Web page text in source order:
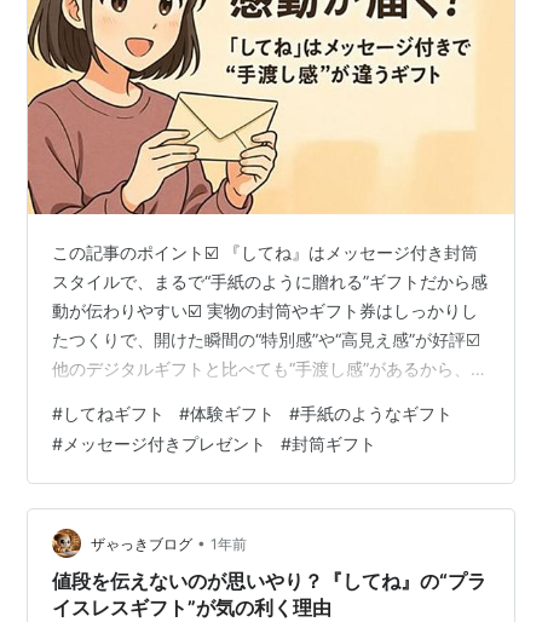
この記事のポイント☑️ 『してね』はメッセージ付き封筒
スタイルで、まるで“手紙のように贈れる”ギフトだから感
動が伝わりやすい☑️ 実物の封筒やギフト券はしっかりし
たつくりで、開けた瞬間の“特別感”や“高見え感”が好評☑️
他のデジタルギフトと比べても“手渡し感”があるから、フ
動を届けるには“メッセージ内容”も重要！書き方のコツや
注意点も合わせて紹介しています 【広告】今すぐ公式サ
イトをチェックする JTBデジタルギフト「してね」
■『してね』は“メッセージ付き封筒ギフト”で手渡し感が
段違い！その理由とは？ 『してね』の体験ギフトが「な
んだか…
#してねギフト #体験ギフト #手紙のようなギフト
#メッセージ付きプレゼント #封筒ギフト
ザゃっきブログ • 1年前
値段を伝えないのが思いやり？『してね』の“プラ
イスレスギフト”が気の利く理由